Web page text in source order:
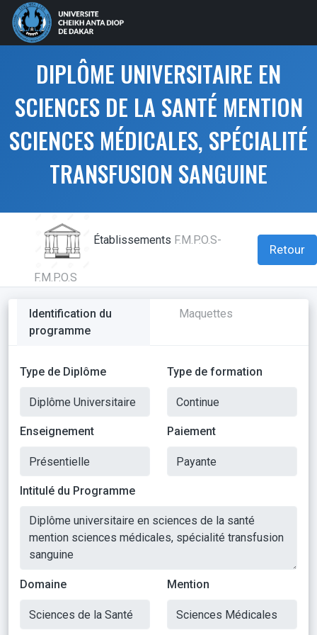
DIPLÔME UNIVERSITAIRE EN
SCIENCES DE LA SANTÉ MENTION
SCIENCES MÉDICALES, SPÉCIALITÉ
TRANSFUSION SANGUINE
Établissements F.M.P.O.S-
F.M.P.O.S
Retour
Identification du
programme
Maquettes
Type de Diplôme Type de formation
Enseignement Paiement
Intitulé du Programme
Domaine Mention